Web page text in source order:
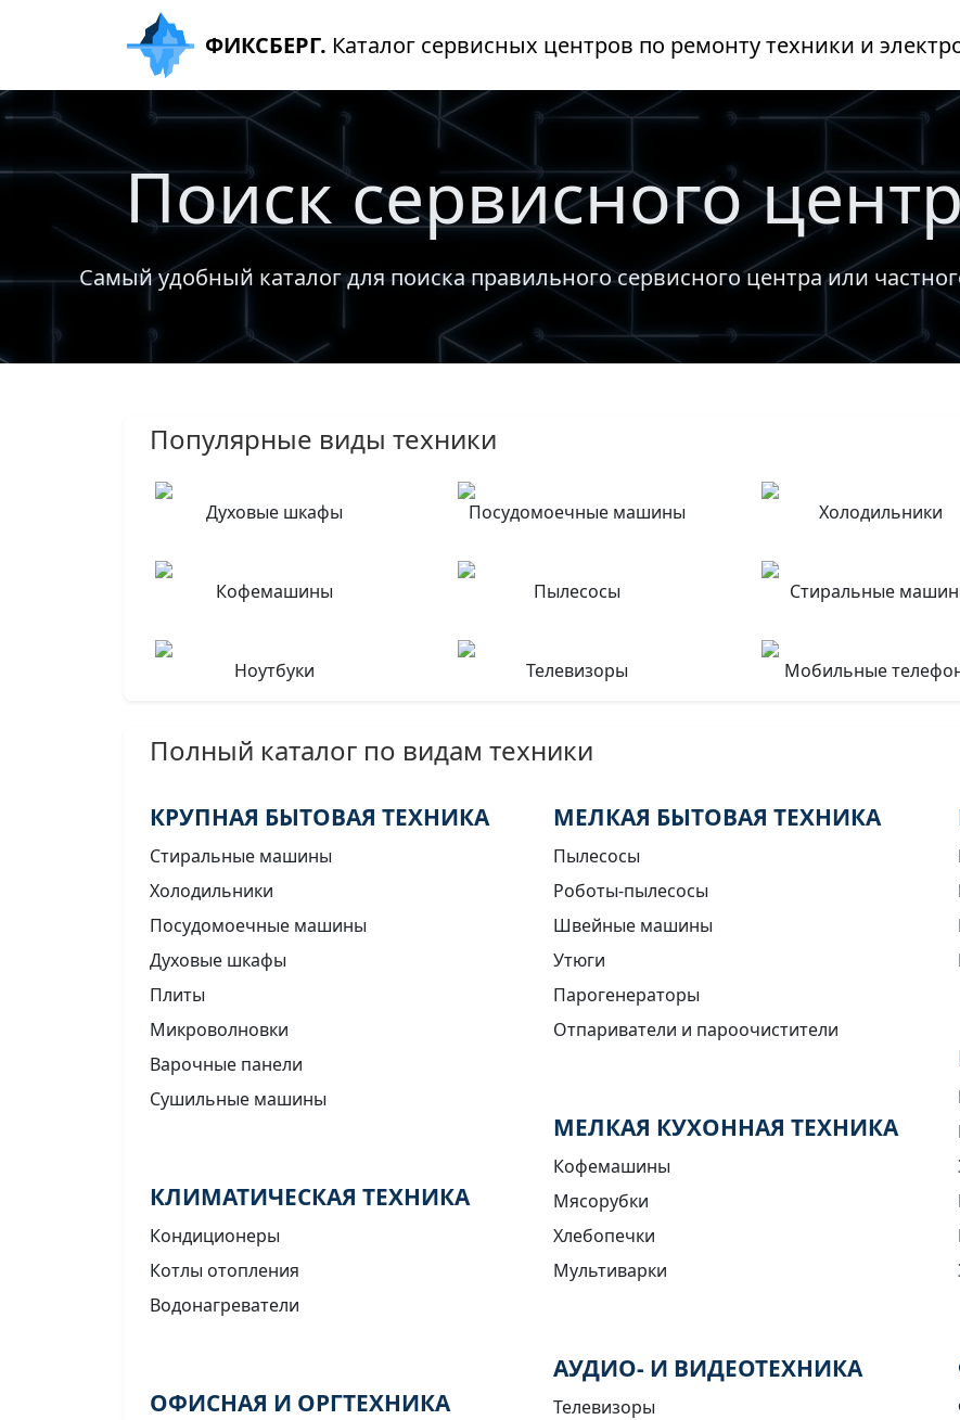
ФИКСБЕРГ. Каталог сервисных центров по ремонту техники и
Поиск сервисного
Самый удобный каталог для поиска правильного сервисного центра или
Популярные виды техники
Духовые шкафы Посудомоечные машины Холодильники
Кофемашины Пылесосы Стиральные
Ноутбуки Телевизоры Мобильные
Полный каталог по видам техники
КРУПНАЯ БЫТОВАЯ ТЕХНИКА
Стиральные машины
Холодильники
Посудомоечные машины
Духовые шкафы
Плиты
Микроволновки
Варочные панели
Сушильные машины
МЕЛКАЯ БЫТОВАЯ ТЕХНИКА
Пылесосы
Роботы-пылесосы
Швейные машины
Утюги
Парогенераторы
Отпариватели и пароочистители
МЕЛКАЯ КУХОННАЯ ТЕХНИКА
Кофемашины
Мясорубки
Хлебопечки
Мультиварки
КЛИМАТИЧЕСКАЯ ТЕХНИКА
Кондиционеры
Котлы отопления
Водонагреватели
АУДИО- И ВИДЕОТЕХНИКА
Телевизоры
ОФИСНАЯ И ОРГТЕХНИКА